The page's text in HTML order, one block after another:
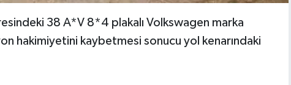
38 A*V 8*4 plakalı Volkswagen marka
hakimiyetini kaybetmesi sonucu yol kenarındaki